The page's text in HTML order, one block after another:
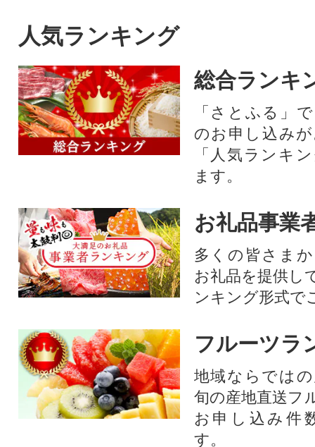
人気ランキング
総合ランキ
「さとふる」
のお申し込み
「人気ランキ
ます。
お礼品事業
多くの皆さま
お礼品を提供し
ンキング形式で
フルーツラ
地域ならでは
旬の産地直送フ
お申し込み件
す。